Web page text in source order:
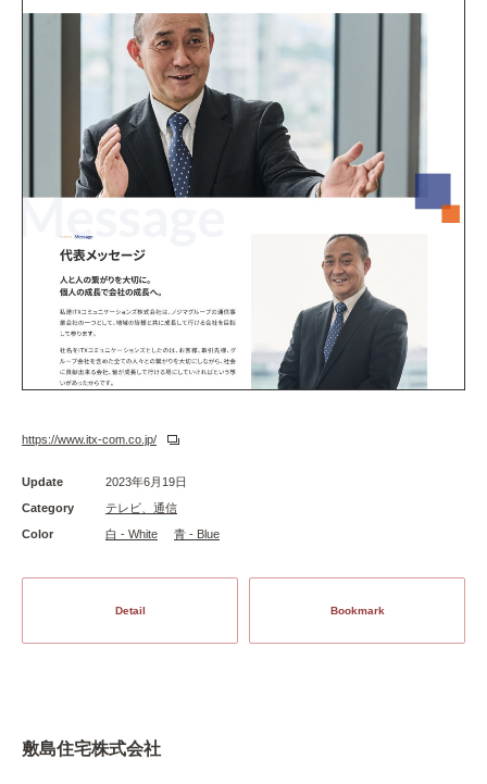
https://www.itx-com.co.jp/
Update
2023年6月19日
Category
テレビ、通信
Color
白 - White 青 - Blue
Detail Bookmark
敷島住宅株式会社